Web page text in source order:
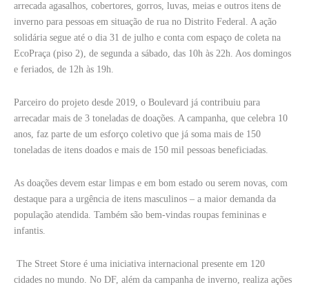
arrecada agasalhos, cobertores, gorros, luvas, meias e outros itens de
inverno para pessoas em situação de rua no Distrito Federal. A ação
solidária segue até o dia 31 de julho e conta com espaço de coleta na
EcoPraça (piso 2), de segunda a sábado, das 10h às 22h. Aos domingos
e feriados, de 12h às 19h.
Parceiro do projeto desde 2019, o Boulevard já contribuiu para
arrecadar mais de 3 toneladas de doações. A campanha, que celebra 10
anos, faz parte de um esforço coletivo que já soma mais de 150
toneladas de itens doados e mais de 150 mil pessoas beneficiadas.
As doações devem estar limpas e em bom estado ou serem novas, com
destaque para a urgência de itens masculinos – a maior demanda da
população atendida. Também são bem-vindas roupas femininas e
infantis.
The Street Store é uma iniciativa internacional presente em 120
cidades no mundo. No DF, além da campanha de inverno, realiza ações